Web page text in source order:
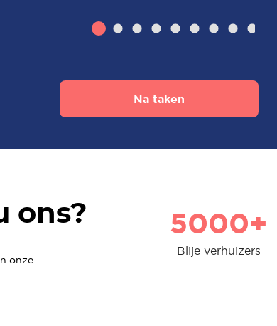
Na taken
ons?
onze
5000+
Blije verhuizers